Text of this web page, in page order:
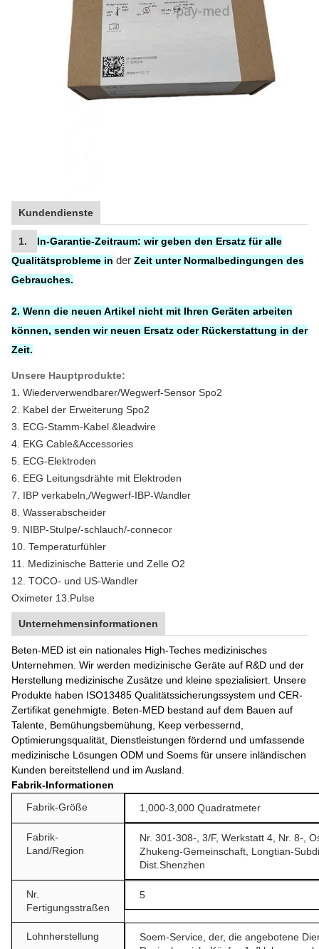
Kundendienste
1. In-Garantie-Zeitraum: wir geben den Ersatz füralle
Qualitätsprobleme in der Zeit unter Normalbedingungen des
Gebrauches.
2. Wenn die neuen Artikel nicht mit Ihren Geräten arbeiten
können, senden wir neuen Ersatz oder Rückerstattung in der
Zeit.
Unsere Hauptprodukte:
1. Wiederverwendbarer/Wegwerf-Sensor Spo2
2. Kabel der Erweiterung Spo2
3. ECG-Stamm-Kabel &leadwire
4. EKG Cable&Accessories
5. ECG-Elektroden
6. EEG Leitungsdrähte mit Elektroden
7. IBP verkabeln,/Wegwerf-IBP-Wandler
8. Wasserabscheider
9. NIBP-Stulpe/-schlauch/-connecor
10. Temperaturfühler
11. Medizinische Batterie und Zelle O2
12. TOCO- und US-Wandler
Oximeter 13.Pulse
Unternehmensinformationen
Beten-MED ist ein nationales High-Teches medizinisches
Unternehmen. Wir werden medizinische Geräte auf R&D und der
Herstellung medizinische Zusätze und kleine spezialisiert. Unsere
Produkte haben ISO13485 Qualitätssicherungssystem und CER-
Zertifikat genehmigte. Beten-MED bestand auf dem Bauen auf
Talente, Bemühungsbemühung, Keep verbessernd,
Optimierungsqualität, Dienstleistungen fördernd und umfassende
medizinische Lösungen ODM und Soems für unsere inländischen
Kunden bereitstellend und im Ausland.
Fabrik-Informationen
Fabrik-Größe
1,000-3,000 Quadratmeter
Fabrik-
Land/Region
Nr. 301-308-, 3/F, Werkstatt 4, Nr. 8-,
Zhukeng-Gemeinschaft, Longtian-
Dist.Shenzhen
Nr.
Fertigungsstraßen
5
Lohnherstellung
Soem-Service, der, die angebotene